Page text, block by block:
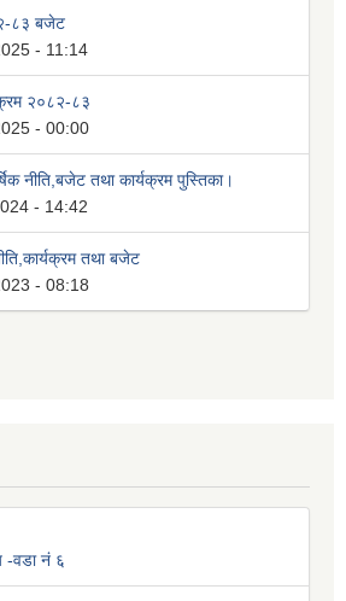
८३ बजेट
- 11:14
२०८२-८३
- 00:00
नीति,बजेट तथा कार्यक्रम पुस्तिका।
- 14:42
तथा बजेट
- 08:18
-वडा नं ६